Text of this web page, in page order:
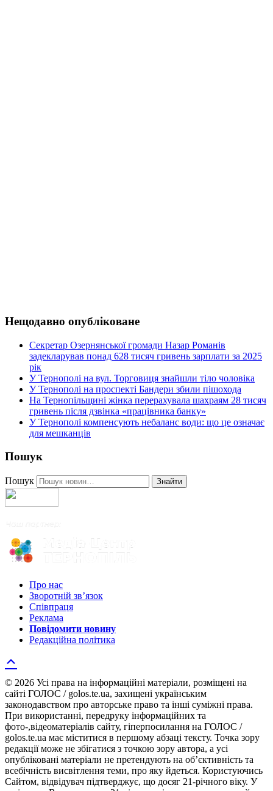
Нещодавно опубліковане
Секретар Озернянської громади Назар Романів
задекларував понад 628 тисяч гривень зарплати за 2025
рік
У Тернополі на вул. Торговиця знайшли тіло чоловіка
У Тернополі на проспекті Бандери збили пішохода
На Тернопільщині жінка перерахувала шахраям 28 тисяч
гривень після дзвінка «працівника банку»
У Тернополі компенсують небаланс води: що це означає
для мешканців
Пошук
Пошук Знайти
Про нас
Зворотній зв’язок
Співпраця
Реклама
Повідомити новину
Редакційна політика
© 2026 Усі права на інформаційні матеріали, розміщені на
сайті ГОЛОС / golos.te.ua, захищені українським
законодавством про авторське право та інші суміжні права.
При використанні, передруку інформаційних та
фото-,відеоматеріалів сайту, гіперпосилання на ГОЛОС /
golos.te.ua має міститися в першому абзаці тексту. Точка зору
редакції може не збігатися з точкою зору автора, а усі
опубліковані матеріали не претендують на об’єктивність та
всебічність висвітлення теми, про яку йдеться. Користуючись
Сайтом, відвідувач підтверджує, що досяг 21-річного віку. У